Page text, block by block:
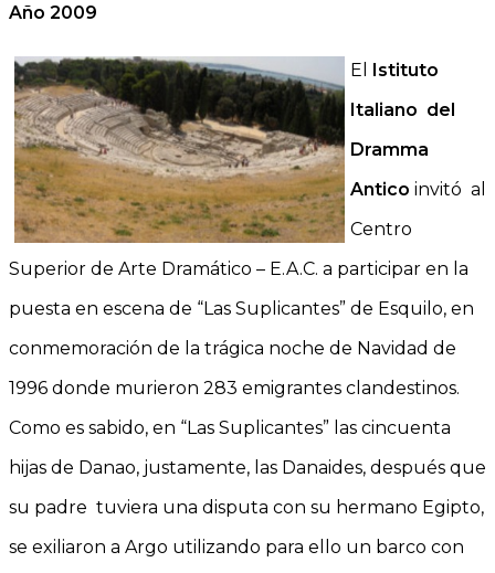
Año 2009
El
Istituto
Italiano del
Dramma
Antico invitó al
Centro
Superior de Arte Dramático – E.A.C. a participar en la
puesta en escena de “Las Suplicantes” de Esquilo, en
conmemoración de la trágica noche de Navidad de
1996 donde murieron 283 emigrantes clandestinos.
Como es sabido, en “Las Suplicantes” las cincuenta
hijas de Danao, justamente, las Danaides, después que
su padre tuviera una disputa con su hermano Egipto,
se exiliaron a Argo utilizando para ello un barco con